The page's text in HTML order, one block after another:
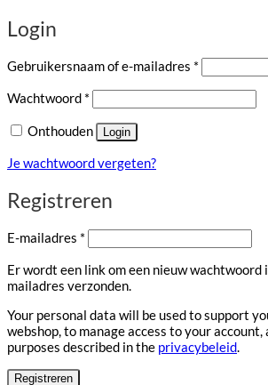
Login
Gebruikersnaam of e-mailadres *
Wachtwoord *
Onthouden Login
Je wachtwoord vergeten?
Registreren
E-mailadres *
Er wordt een link om een nieuw wachtwoord
mailadres verzonden.
Your personal data will be used to support
webshop, to manage access to your
purposes described in the privacybeleid.
Registreren